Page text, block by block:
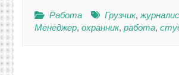
Работа Грузчик,
Менеджер,охранник,работа,